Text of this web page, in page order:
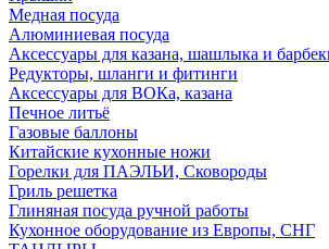
Медная посуда
Алюминиевая посуда
Аксессуары для казана, шашлыка и
Редукторы, шланги и фитинги
Аксессуары для ВОКа, казана
Печное литьё
Газовые баллоны
Китайские кухонные ножи
Горелки для ПАЭЛЬИ, Сковороды
Гриль решетка
Глиняная посуда ручной работы
Кухонное оборудование из Европы, СНГ